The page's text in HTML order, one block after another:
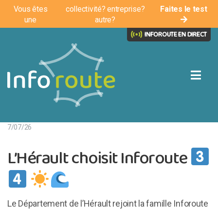
Vous êtes
une
collectivité? entreprise?
autre?
Faites le test
INFOROUTE EN DIRECT
7/07/26
L’Hérault choisit Inforoute
Le Département de l’Hérault rejoint la famille Inforoute